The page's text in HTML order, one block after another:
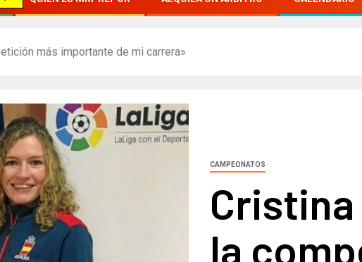
más importante de mi carrera»
CAMPEONATOS
la